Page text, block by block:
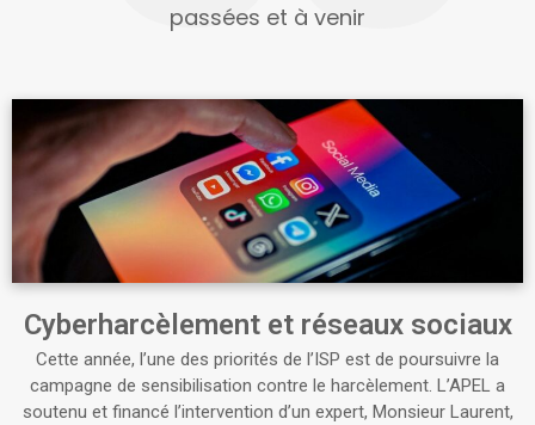
passées et à venir
Cyberharcèlement et réseaux sociaux
Cette année, l’une des priorités de l’ISP est de poursuivre la
campagne de sensibilisation contre le harcèlement. L’APEL a
soutenu et financé l’intervention d’un expert, Monsieur Laurent,